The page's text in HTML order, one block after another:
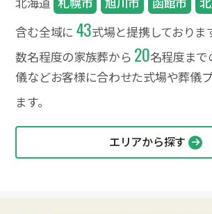
含む全域に 43式場と提携しておりま
数名程度の家族葬から 20名程度ま
儀などお客様に合わせた式場や葬儀
ます。
エリアから探す